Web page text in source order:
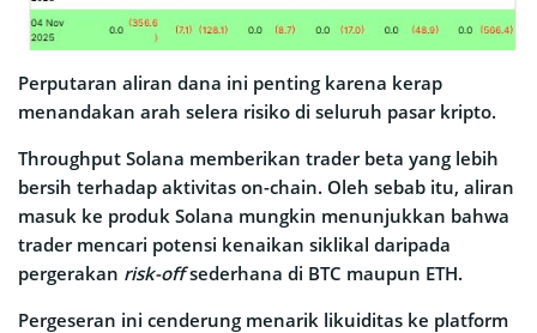
Perputaran aliran dana ini penting karena kerap
menandakan arah selera risiko di seluruh pasar kripto.
Throughput Solana memberikan trader beta yang lebih
bersih terhadap aktivitas on-chain. Oleh sebab itu, aliran
masuk ke produk Solana mungkin menunjukkan bahwa
trader mencari potensi kenaikan siklikal daripada
pergerakan risk-offsederhana di BTC maupun ETH.
Pergeseran ini cenderung menarik likuiditas ke platform